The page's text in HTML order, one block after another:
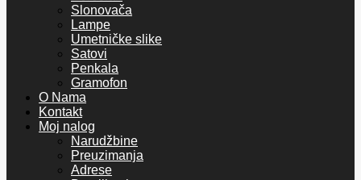
Slonovača
Lampe
Umetničke slike
Satovi
Penkala
Gramofon
O Nama
Kontakt
Moj nalog
Narudžbine
Preuzimanja
Adrese